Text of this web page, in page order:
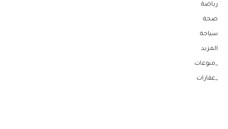
رياضة
صحة
سياحة
المزيد
_منوعات
_عقارات